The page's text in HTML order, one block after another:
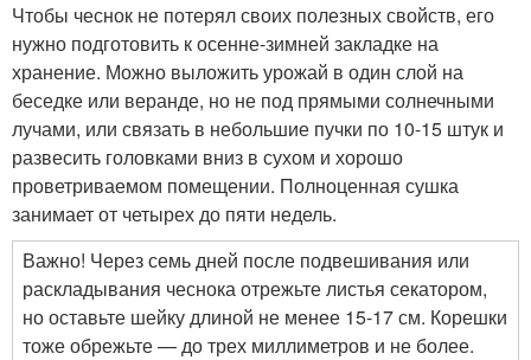
Чтобы чеснок не потерял своих полезных свойств, его
нужно подготовить к осенне-зимней закладке на
хранение. Можно выложить урожай в один слой на
беседке или веранде, но не под прямыми солнечными
лучами, или связать в небольшие пучки по 10-15 штук и
развесить головками вниз в сухом и хорошо
проветриваемом помещении. Полноценная сушка
занимает от четырех до пяти недель.
Важно! Через семь дней после подвешивания или
раскладывания чеснока отрежьте листья секатором,
но оставьте шейку длиной не менее 15-17 см. Корешки
тоже обрежьте — до трех миллиметров и не более.